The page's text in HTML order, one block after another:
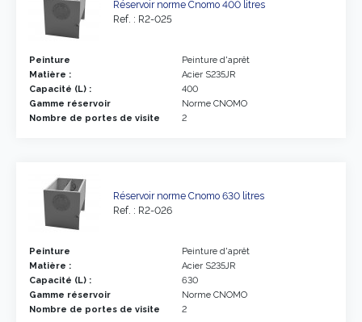
Réservoir norme Cnomo 400 litres
Ref. : R2-025
Peinture
Peinture d'aprêt
Matière :
Acier S235JR
Capacité (L) :
400
Gamme réservoir
Norme CNOMO
Nombre de portes de visite
2
Réservoir norme Cnomo 630 litres
Ref. : R2-026
Peinture
Peinture d'aprêt
Matière :
Acier S235JR
Capacité (L) :
630
Gamme réservoir
Norme CNOMO
Nombre de portes de visite
2